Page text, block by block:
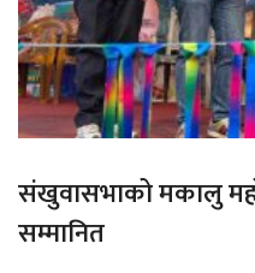
संखुवासभाको मकालु
सम्मानित